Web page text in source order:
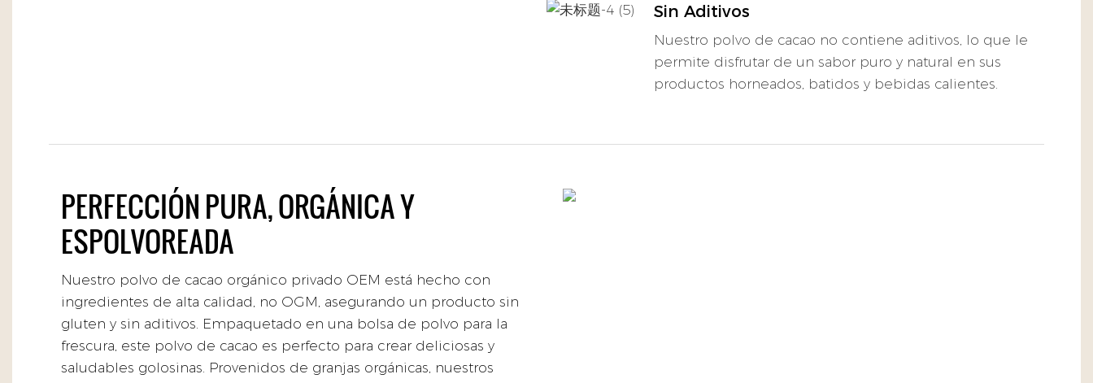
Sin Aditivos
Nuestro polvo de cacao no contiene aditivos, lo que le
permite disfrutar de un sabor puro y natural en sus
productos horneados, batidos y bebidas calientes.
PERFECCIÓN PURA, ORGÁNICA Y
ESPOLVOREADA
Nuestro polvo de cacao orgánico privado OEM está hecho con
ingredientes de alta calidad, no OGM, asegurando un producto sin
gluten y sin aditivos. Empaquetado en una bolsa de polvo para la
frescura, este polvo de cacao es perfecto para crear deliciosas y
saludables golosinas. Provenidos de granjas orgánicas, nuestros